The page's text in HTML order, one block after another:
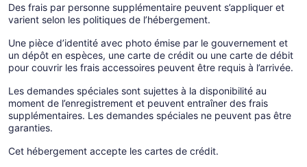
Des frais par personne supplémentaire peuvent s’appliquer et
varient selon les politiques de l’hébergement.
Une pièce d’identité avec photo émise par le gouvernement et
un dépôt en espèces, une carte de crédit ou une carte de débit
pour couvrir les frais accessoires peuvent être requis à l’arrivée.
Les demandes spéciales sont sujettes à la disponibilité au
moment de l’enregistrement et peuvent entraîner des frais
supplémentaires. Les demandes spéciales ne peuvent pas être
garanties.
Cet hébergement accepte les cartes de crédit.